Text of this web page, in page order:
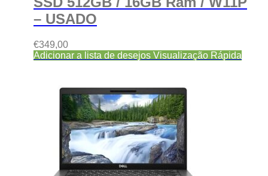
– USADO
€349,00
Adicionar a lista de desejos Visualização Rápida